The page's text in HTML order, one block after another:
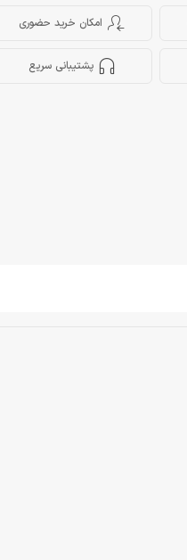
امکان خرید حضوری
پشتیبانی سریع